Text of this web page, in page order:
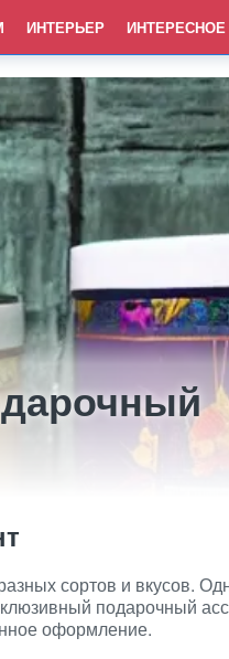
ИНТЕРЬЕР ИНТЕРЕСНОЕ
сортов и вкусов.
подарочный
оформление.